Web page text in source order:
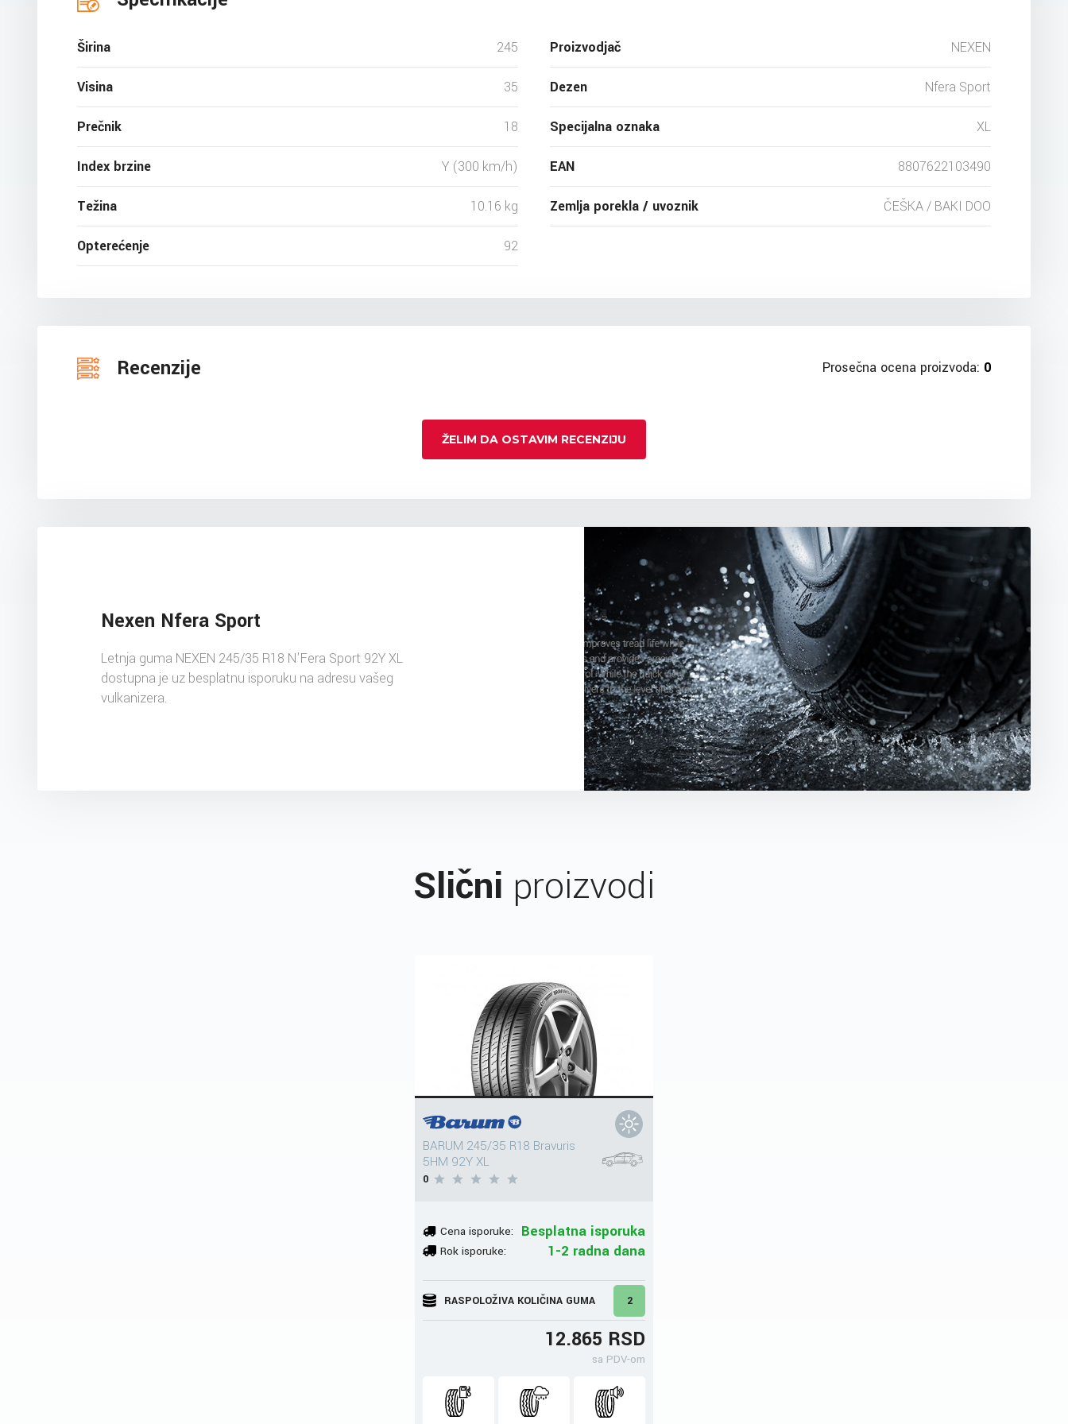
Širina 245
Visina 35
Prečnik 18
Index brzine Y (300 km/h)
Težina 10.16 kg
Opterećenje 92
Proizvodjač NEXEN
Dezen Nfera Sport
Specijalna oznaka XL
EAN 8807622103490
Zemlja porekla / uvoznik ČEŠKA / BAKI DOO
Recenzije Prosečna ocena proizvoda: 0
ŽELIM DA OSTAVIM RECENZIJU
Nexen Nfera Sport
Letnja guma NEXEN 245/35 R18 N'Fera Sport 92Y XL
dostupna je uz besplatnu isporuku na adresu vašeg
vulkanizera.
Slični proizvodi
BARUM 245/35 R18 Bravuris
5HM 92Y XL
0
Cena isporuke: Besplatna isporuka
Rok isporuke: 1-2 radna dana
RASPOLOŽIVA KOLIČINA GUMA 2
12.865 RSD
sa PDV-om